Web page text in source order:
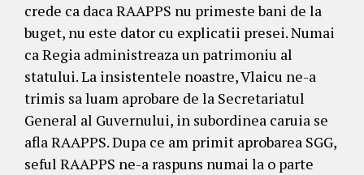
crede ca daca RAAPPS nu primeste bani de la
buget, nu este dator cu explicatii presei. Numai
ca Regia administreaza un patrimoniu al
statului. La insistentele noastre, Vlaicu ne-a
trimis sa luam aprobare de la Secretariatul
General al Guvernului, in subordinea caruia se
afla RAAPPS. Dupa ce am primit aprobarea SGG,
seful RAAPPS ne-a raspuns numai la o parte